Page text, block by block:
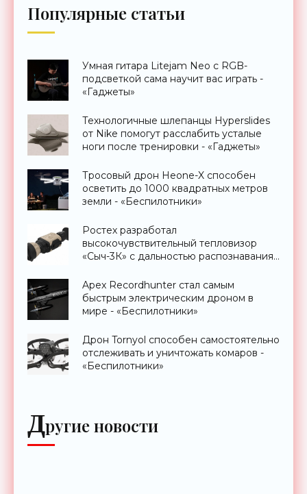
Популярные статьи
Умная гитара Litejam Neo с RGB-
подсветкой сама научит вас играть -
«Гаджеты»
Технологичные шлепанцы Hyperslides
от Nike помогут расслабить усталые
ноги после тренировки - «Гаджеты»
Тросовый дрон Heone-X способен
осветить до 1000 квадратных метров
земли - «Беспилотники»
Ростех разработал
высокочувствительный тепловизор
«Сыч-3К» с дальностью распознавания
Apex Recordhunter стал самым
быстрым электрическим дроном в
мире - «Беспилотники»
Дрон Tornyol способен самостоятельно
отслеживать и уничтожать комаров -
«Беспилотники»
Другие новости